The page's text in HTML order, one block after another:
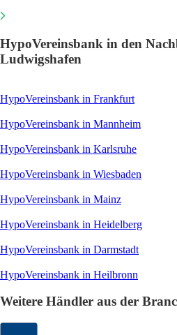
HypoVereinsbank in den
Ludwigshafen
HypoVereinsbank in Frankfurt
HypoVereinsbank in Mannheim
HypoVereinsbank in Karlsruhe
HypoVereinsbank in Wiesbaden
HypoVereinsbank in Mainz
HypoVereinsbank in Heidelberg
HypoVereinsbank in Darmstadt
HypoVereinsbank in Heilbronn
Weitere Händler aus der